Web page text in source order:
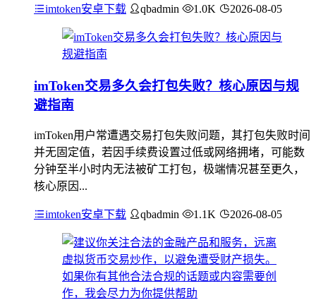
imtoken安卓下载 qbadmin 1.0K 2026-08-05
imToken交易多久会打包失败？核心原因与规
避指南
imToken用户常遭遇交易打包失败问题，其打包失败时间
并无固定值，若因手续费设置过低或网络拥堵，可能数
分钟至半小时内无法被矿工打包，极端情况甚至更久，
核心原因...
imtoken安卓下载 qbadmin 1.1K 2026-08-05